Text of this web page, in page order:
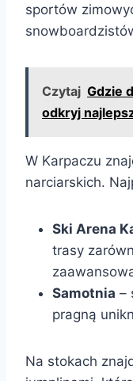
sportów
Czytaj Gdzie
odkryj
W Karpaczu
narciarskich.
Ski Arena
trasy
Samotnia –
pragną
Na stokach